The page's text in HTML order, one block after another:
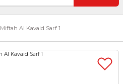
Miftah Al Kavaid Sarf 1